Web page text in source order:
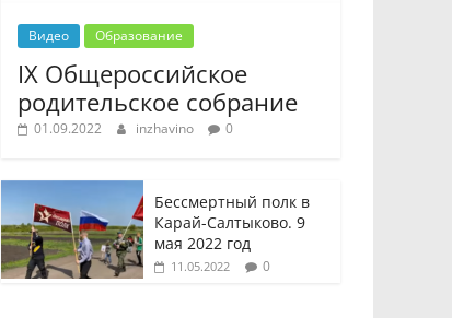
Видео Образование
IX Общероссийское
родительское собрание
01.09.2022 inzhavino 0
Бессмертный полк в
Карай-Салтыково. 9
мая 2022 год
11.05.2022 0